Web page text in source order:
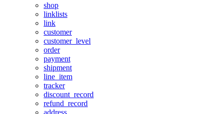
shop
linklists
link
customer
customer_level
order
payment
shipment
line_item
tracker
discount_record
refund_record
address